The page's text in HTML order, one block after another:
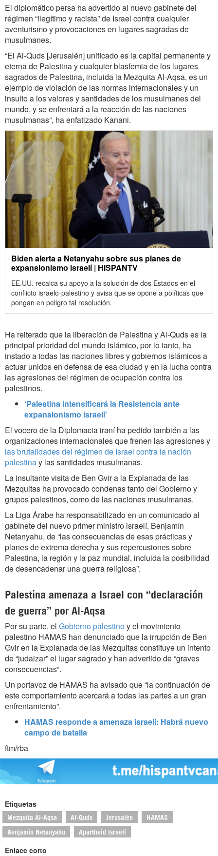
El diplomático persa ha advertido al nuevo gabinete del
régimen “ilegítimo y racista” de Israel contra cualquier
aventurismo y provocaciones en lugares sagradas de
musulmanes.
“El Al-Quds [Jerusalén] unificado es la capital permanente y
eterna de Palestina y cualquier blasfemia de los lugares
sagrados de Palestina, incluida la Mezquita Al-Aqsa, es un
ejemplo de violación de las normas internacionales y un
insulto a los valores y santidades de los musulmanes del
mundo, y se enfrentará a la reacción de las naciones
musulmanas”, ha enfatizado Kanani.
Biden alerta a Netanyahu sobre sus planes de
expansionismo israelí | HISPANTV
EE.UU. recalca su apoyo a la solución de dos Estados en el
conflicto israelo-palestino y avisa que se opone a políticas que
pongan en peligro tal resolución.
Ha reiterado que la liberación de Palestina y Al-Quds es la
principal prioridad del mundo islámico, por lo tanto, ha
instado a todas las naciones libres y gobiernos islámicos a
actuar unidos en defensa de esa ciudad y en la lucha contra
las agresiones del régimen de ocupación contra los
palestinos.
‘Palestina intensificará la Resistencia ante
expansionismo israelí’
El vocero de la Diplomacia iraní ha pedido también a las
organizaciones internacionales que frenen las agresiones y
las brutalidades del régimen de Israel contra la nación
palestinay las santidades musulmanas.
La insultante visita de Ben Gvir a la Explanada de las
Mezquitas ha provocado condenas tanto del Gobierno y
grupos palestinos, como de las naciones musulmanas.
La Liga Árabe ha responsabilizado en un comunicado al
gabinete del nuevo primer ministro israelí, Benjamín
Netanyahu, de “las consecuencias de esas prácticas y
planes de extrema derecha y sus repercusiones sobre
Palestina, la región y la paz mundial, incluida la posibilidad
de desencadenar una guerra religiosa”.
Palestina amenaza a Israel con “declaración
de guerra” por Al-Aqsa
Por su parte, el Gobierno palestino y el movimiento
palestino HAMAS han denunciado que la irrupción de Ben
Gvir en la Explanada de las Mezquitas constituye un intento
de “judaizar” el lugar sagrado y han advertido de “graves
consecuencias”.
Un portavoz de HAMAS ha avisado que “la continuación de
este comportamiento acercará a todas las partes a un gran
enfrentamiento”.
HAMAS responde a amenaza israelí: Habrá nuevo
campo de batalla
ftm/rba
Etiquetas
Mezquita Al-Aqsa Al-Quds Jerusalén HAMAS
Benjamín Netanyahu Apartheid Israelí
Enlace corto